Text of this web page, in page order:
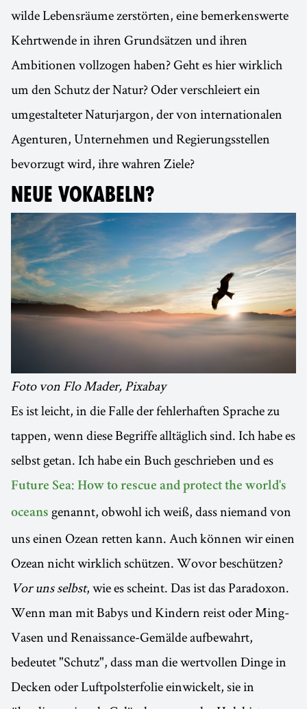
wilde Lebensräume zerstörten, eine bemerkenswerte
Kehrtwende in ihren Grundsätzen und ihren
Ambitionen vollzogen haben? Geht es hier wirklich
um den Schutz der Natur? Oder verschleiert ein
umgestalteter Naturjargon, der von internationalen
Agenturen, Unternehmen und Regierungsstellen
bevorzugt wird, ihre wahren Ziele?
NEUE VOKABELN?
Foto von Flo Mader, Pixabay
Es ist leicht, in die Falle der fehlerhaften Sprache zu
tappen, wenn diese Begriffe alltäglich sind. Ich habe es
selbst getan. Ich habe ein Buch geschrieben und es
Future Sea: How to rescue and protect the world's
oceans genannt, obwohl ich weiß, dass niemand von
uns einen Ozean retten kann. Auch können wir einen
Ozean nicht wirklich schützen. Wovor beschützen?
Vor uns selbst, wie es scheint. Das ist das Paradoxon.
Wenn man mit Babys und Kindern reist oder Ming-
Vasen und Renaissance-Gemälde aufbewahrt,
bedeutet "Schutz", dass man die wertvollen Dinge in
Decken oder Luftpolsterfolie einwickelt, sie in